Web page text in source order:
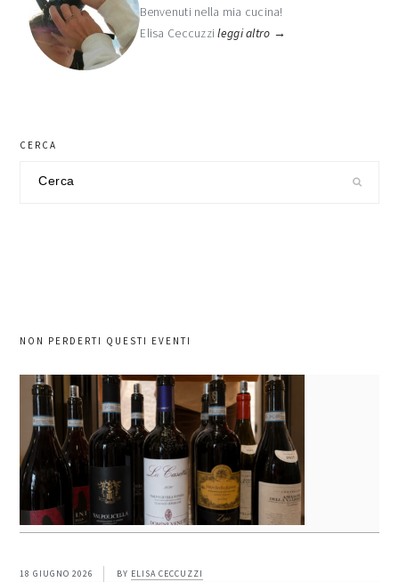
Benvenuti nella mia cucina!
Elisa Ceccuzzileggi altro →
CERCA
NON PERDERTI QUESTI EVENTI
18 GIUGNO 2026 BY ELISA CECCUZZI